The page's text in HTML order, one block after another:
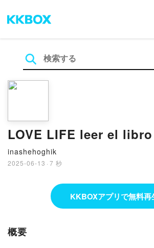
LOVE LIFE leer el libro
inashehoghik
2025-06-13 · 7 秒
KKBOXアプリで無料再
概要